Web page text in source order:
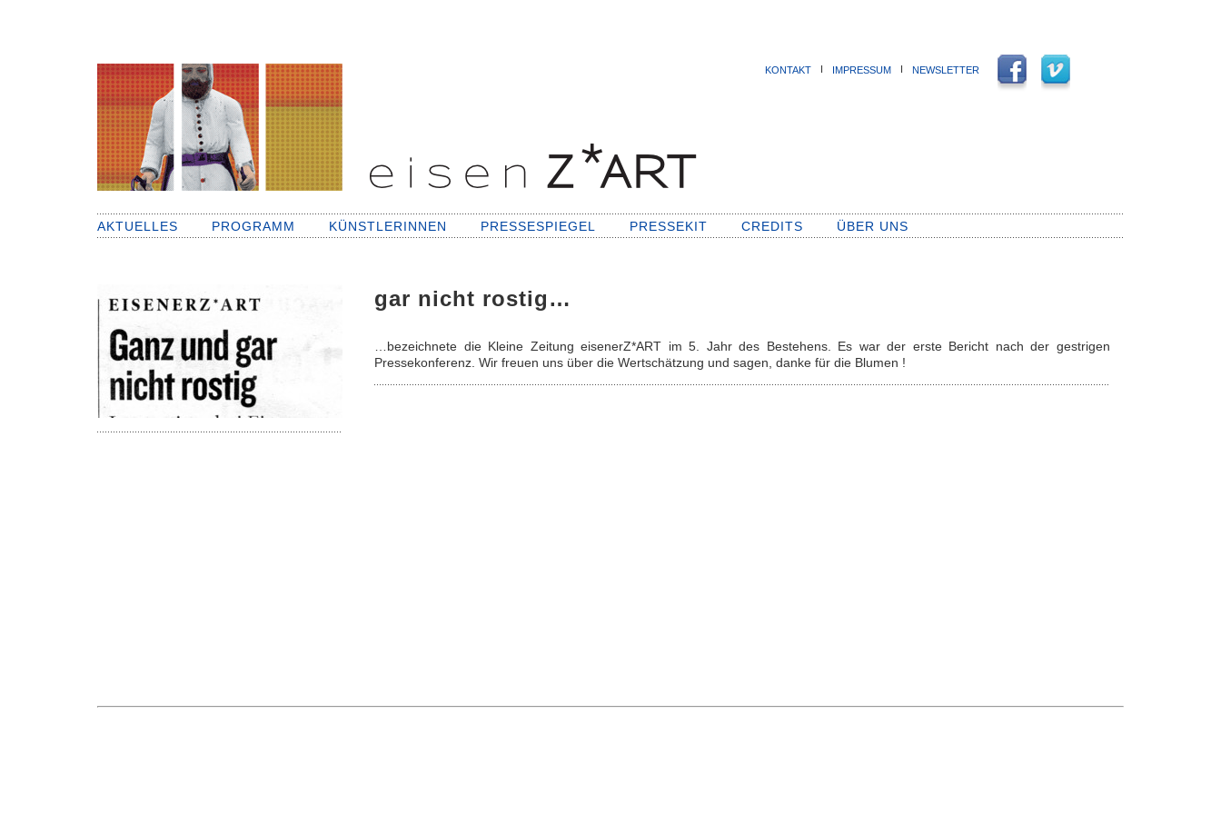
KONTAKT Ι IMPRESSUM Ι NEWSLETTER
AKTUELLES PROGRAMM KÜNSTLERINNEN PRESSESPIEGEL PRESSEKIT CREDITS ÜBER UNS
gar nicht rostig…
…bezeichnete die Kleine Zeitung eisenerZ*ART im 5. Jahr des Bestehens. Es war der erste Bericht nach der gestrigen
Pressekonferenz. Wir freuen uns über die Wertschätzung und sagen, danke für die Blumen !